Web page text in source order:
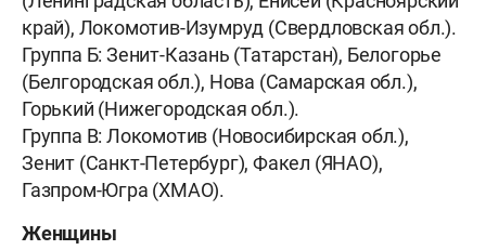
край), Локомотив-Изумруд (Свердловская обл.).
Группа Б: Зенит-Казань (Татарстан), Белогорье
(Белгородская обл.), Нова (Самарская обл.),
Горький (Нижегородская обл.).
Группа В: Локомотив (Новосибирская обл.),
Зенит (Санкт-Петербург), Факел (ЯНАО),
Газпром-Югра (ХМАО).
Женщины